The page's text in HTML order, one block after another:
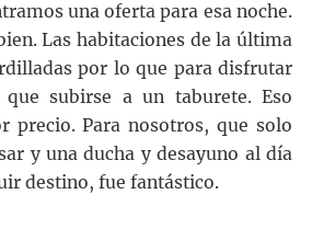
una oferta para esa noche.
Las habitaciones de la última
por lo que para disfrutar
subirse a un taburete. Eso
precio. Para nosotros, que solo
y una ducha y desayuno al día
destino, fue fantástico.